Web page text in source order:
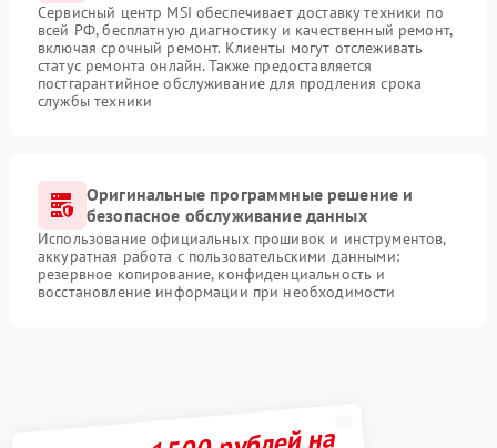
Сервисный центр MSI обеспечивает доставку техники по
всей РФ, бесплатную диагностику и качественный ремонт,
включая срочный ремонт. Клиенты могут отслеживать
статус ремонта онлайн. Также предоставляется
постгарантийное обслуживание для продления срока
службы техники
Оригинальные программные решение и
безопасное обслуживание данных
Использование официальных прошивок и инструментов,
аккуратная работа с пользовательскими данными:
резервное копирование, конфиденциальность и
восстановление информации при необходимости